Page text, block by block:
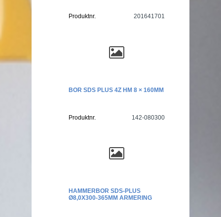
Produktnr. 201641701
BOR SDS PLUS 4Z HM 8 × 160MM
Produktnr. 142-080300
HAMMERBOR SDS-PLUS
Ø8,0X300-365MM ARMERING